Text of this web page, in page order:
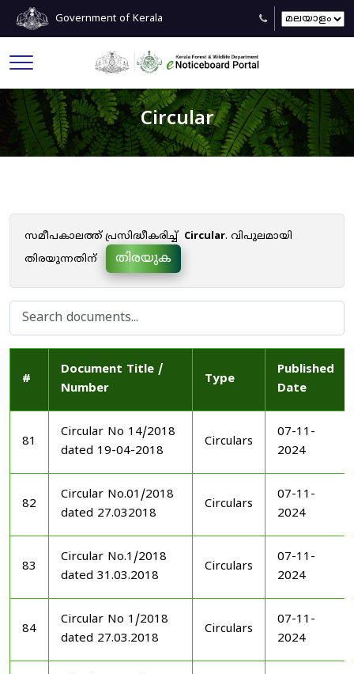
Government of Kerala
Circular
സമീപകാലത്ത് പ്രസിദ്ധീകരിച്ച് Circular. വിപുലമായി
തിരയുന്നതിന്
തിരയുക
#
Document Title /
Number
Type
Published
Date
81
Circular No 14/2018
dated 19-04-2018
Circulars
07-11-
2024
82
Circular No.01/2018
dated 27.032018
Circulars
07-11-
2024
83
Circular No.1/2018
dated 31.03.2018
Circulars
07-11-
2024
84
Circular No 1/2018
dated 27.03.2018
Circulars
07-11-
2024